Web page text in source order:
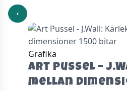
‹
Grafika
Art Pussel –
mellan